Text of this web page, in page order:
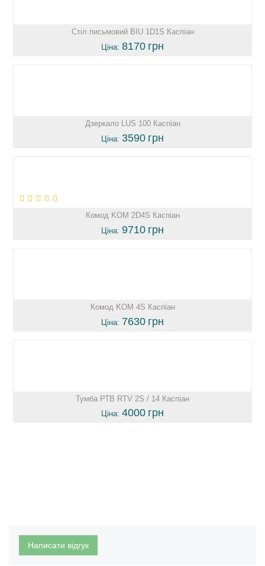
Стіл письмовий BIU 1D1S Каспіан
Ціна: 8170 грн
Дзеркало LUS 100 Каспіан
Ціна: 3590 грн
Комод KOM 2D4S Каспіан
Ціна: 9710 грн
Комод KOM 4S Каспіан
Ціна: 7630 грн
Тумба РТВ RTV 2S / 14 Каспіан
Ціна: 4000 грн
Написати відгук